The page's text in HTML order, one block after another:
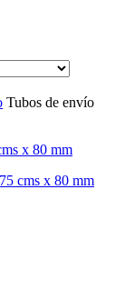
Tubos de envío
cms x 80 mm